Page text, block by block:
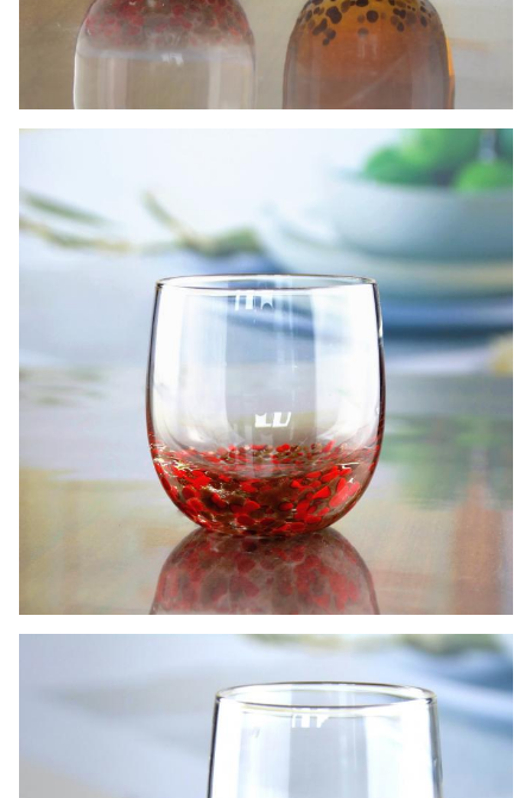
Наша компания и фабрика прилагают большие
усилия к контролю качества. Мы предоставляем
высококачественную стеклянную посуду по
бюджетным ценам.Мы хотели бы сотрудничать с
нашими друзьями и деловыми партнерами со всего